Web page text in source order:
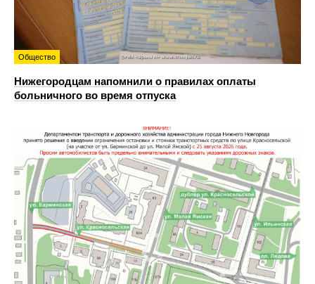
Общество
Нижегородцам напомнили о правилах оплаты
больничного во время отпуска